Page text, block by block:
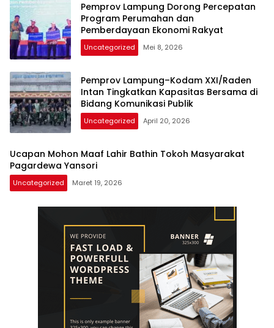
Pemprov Lampung Dorong Percepatan
Program Perumahan dan
Pemberdayaan Ekonomi Rakyat
Uncategorized Mei 8, 2026
Pemprov Lampung–Kodam XXI/Raden
Intan Tingkatkan Kapasitas Bersama di
Bidang Komunikasi Publik
Uncategorized April 20, 2026
Ucapan Mohon Maaf Lahir Bathin Tokoh Masyarakat
Pagardewa Yansori
Uncategorized Maret 19, 2026